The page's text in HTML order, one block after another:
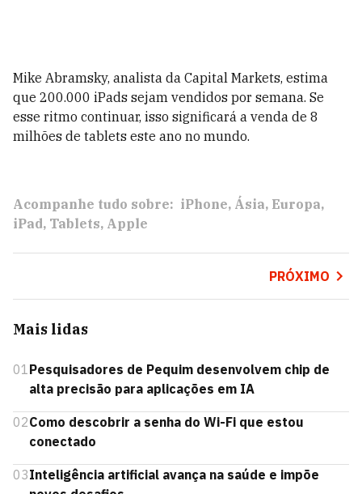
Mike Abramsky, analista da Capital Markets, estima
que 200.000 iPads sejam vendidos por semana. Se
esse ritmo continuar, isso significará a venda de 8
milhões de tablets este ano no mundo.
Acompanhe tudo sobre: iPhone Ásia Europa
iPad Tablets Apple
PRÓXIMO
Mais lidas
01Pesquisadores de Pequim desenvolvem chip de
alta precisão para aplicações em IA
02Como descobrir a senha do Wi-Fi que estou
conectado
03Inteligência artificial avança na saúde e impõe